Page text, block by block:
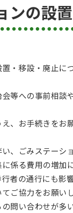
ンの設
・移設・廃止
等への事前相
、お手続きをお願
、ごみステーシ
係る費用の増加
者の通行にも影響
ご協力をお願いし
問い合わせが多